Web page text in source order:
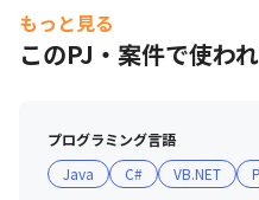
透明性が高い職場です
・勉強会があり自己研鑽が
・エンジニアのキャリアプ
合することを目指し、CDA
もっと見る
このPJ・案件で使わ
プログラミング言語
Java
C# VB.NET